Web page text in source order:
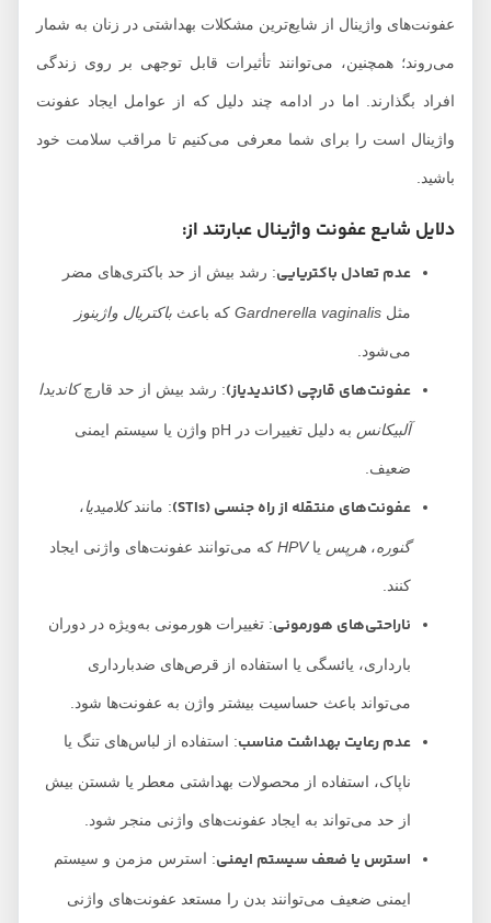
عفونت‌های واژینال از شایع‌ترین مشکلات بهداشتی در زنان به شمار
می‌روند؛ همچنین، می‌توانند تأثیرات قابل توجهی بر روی زندگی
افراد بگذارند. اما در ادامه چند دلیل که از عوامل ایجاد عفونت
واژینال است را برای شما معرفی می‌کنیم تا مراقب سلامت خود
باشید.
دلایل شایع عفونت واژینال عبارتند از:
عدم تعادل باکتریایی: رشد بیش از حد باکتری‌های مضر
Gardnerella vaginalisکه باعثباکتریال واژینوز
می‌شود.
عفونت‌های قارچی (کاندیدیاز): رشد بیش از حد قارچ کاندیدا
آلبیکانس به دلیل تغییرات در pH واژن یا سیستم ایمنی
ضعیف.
عفونت‌های منتقله از راه جنسی (STIs) : مانند کلامیدیا،
گنوره،هرپسیاHPVکه می‌توانند عفونت‌های واژنی ایجاد
ناراحتی‌های هورمونی: تغییرات هورمونی به‌ویژه در دوران
بارداری، یائسگی یا استفاده از قرص‌های ضدبارداری
می‌تواند باعث حساسیت بیشتر واژن به عفونت‌ها شود.
عدم رعایت بهداشت مناسب: استفاده از لباس‌های تنگ یا
ناپاک، استفاده از محصولات بهداشتی معطر یا شستن بیش
از حد می‌تواند به ایجاد عفونت‌های واژنی منجر شود.
استرس یا ضعف سیستم ایمنی: استرس مزمن و سیستم
ایمنی ضعیف می‌توانند بدن را مستعد عفونت‌های واژنی